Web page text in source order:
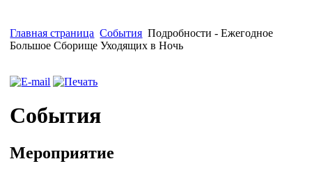
Главная страница События Подробности - Ежегодное
Большое Сборище Уходящих в Ночь
События
Мероприятие